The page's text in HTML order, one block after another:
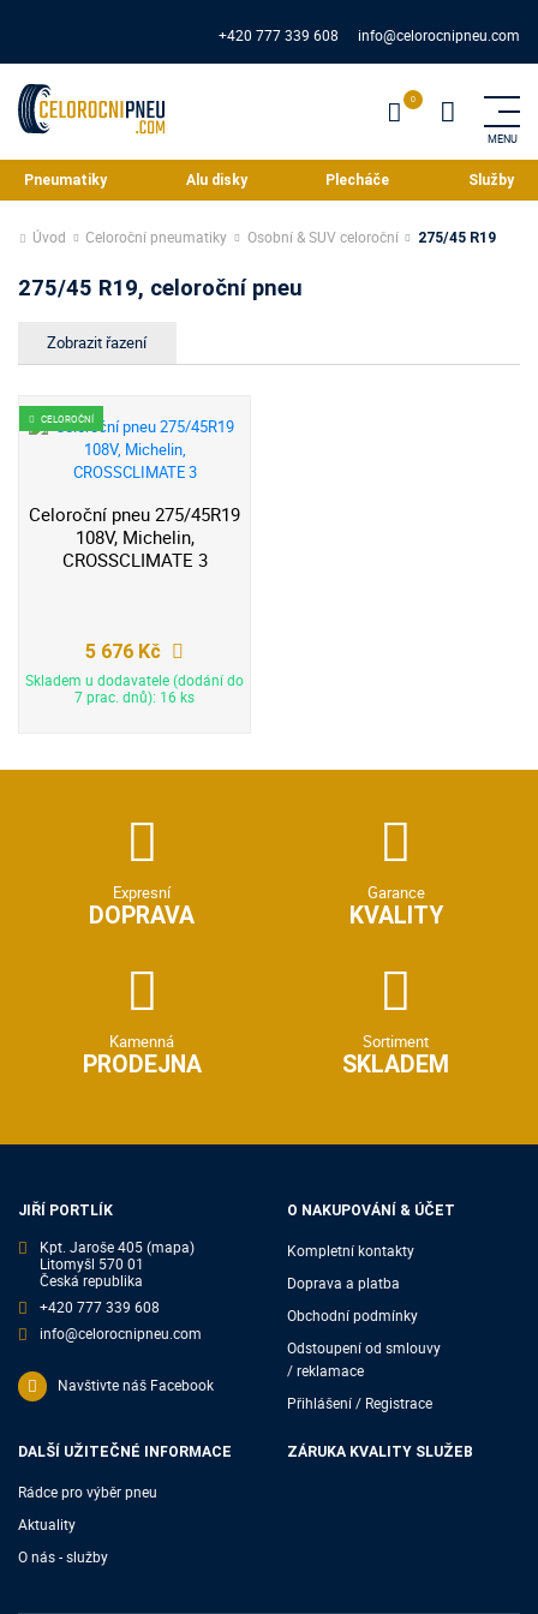
+420 777 339 608 info@celorocnipneu.com
Pneumatiky Alu disky Plecháče Služby
Úvod Celoroční pneumatiky Osobní & SUV celoroční 275/45 R19
275/45 R19, celoroční pneu
CELOROČNÍ
Celoroční pneu 275/45R19
108V, Michelin,
CROSSCLIMATE 3
5 676 Kč
Skladem u dodavatele (dodání do
7 prac. dnů): 16 ks
Expresní
DOPRAVA
Garance
KVALITY
Kamenná
PRODEJNA
Sortiment
SKLADEM
JIŘÍ PORTLÍK
Kpt. Jaroše 405(mapa)
Litomyšl 570 01
Česká republika
+420 777 339 608
info@celorocnipneu.com
Navštivte náš Facebook
O NAKUPOVÁNÍ & ÚČET
Kompletní kontakty
Doprava a platba
Obchodní podmínky
Odstoupení od smlouvy
/ reklamace
Přihlášení / Registrace
DALŠÍ UŽITEČNÉ INFORMACE
Rádce pro výběr pneu
Aktuality
O nás - služby
ZÁRUKA KVALITY SLUŽEB